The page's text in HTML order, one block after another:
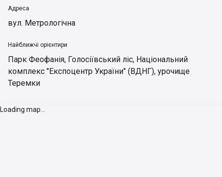
Адреса
вул. Метрологічна
Найближчі орієнтири
Парк Феофанія, Голосіївський ліс, Національний
комплекс "Експоцентр України" (ВДНГ), урочище
Теремки
Loading map...